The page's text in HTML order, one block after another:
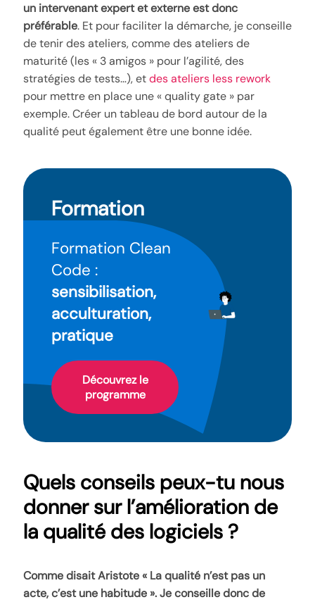
un intervenant expert et externe est donc
préférable. Et pour faciliter la démarche, je conseille
de tenir des ateliers, comme des ateliers de
maturité (les « 3 amigos » pour l’agilité, des
stratégies de tests…), etdes ateliers less rework
pour mettre en place une « quality gate » par
exemple. Créer un tableau de bord autour de la
qualité peut également être une bonne idée.
Formation
Formation Clean
Code :
sensibilisation,
acculturation,
pratique
Découvrez le
programme
Quels conseils peux-tu nous
donner sur l’amélioration de
la qualité des logiciels ?
Comme disait Aristote « La qualité n’est pas un
acte, c’est une habitude ». Je conseille donc de